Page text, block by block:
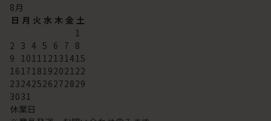
8 月
日 月 火 水 木 金 土
1
2 3 4 5 6 7 8
9
10 11 12 13 14 15
16 17 18 192021 22
23242526272829
3031
休業日